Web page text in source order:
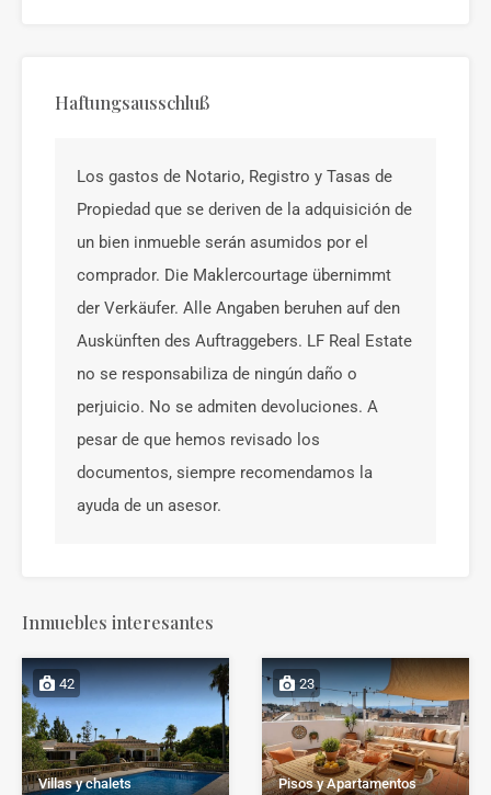
Haftungsausschluß
Los gastos de Notario, Registro y Tasas de
Propiedad que se deriven de la adquisición de
un bien inmueble serán asumidos por el
comprador. Die Maklercourtage übernimmt
der Verkäufer. Alle Angaben beruhen auf den
Auskünften des Auftraggebers. LF Real Estate
no se responsabiliza de ningún daño o
perjuicio. No se admiten devoluciones. A
pesar de que hemos revisado los
documentos, siempre recomendamos la
ayuda de un asesor.
Inmuebles interesantes
42
Villas y chalets
23
Pisos y Apartamentos